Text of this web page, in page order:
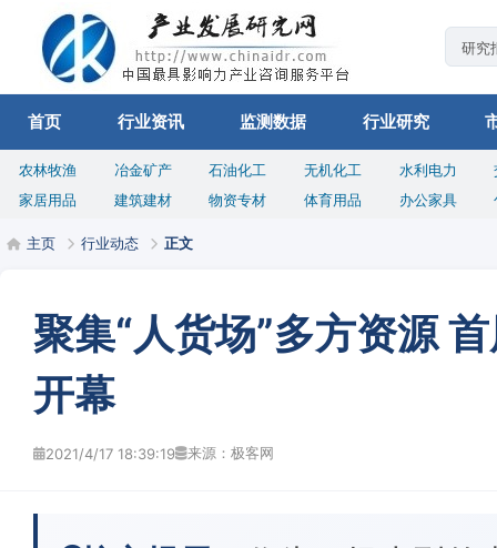
首页 行业资讯 监测数据 行业研究
农林牧渔 冶金矿产 石油化工 无机化工 水利电力
家居用品
建筑建材 物资专材 体育用品 办公家具
主页 行业动态 正文
聚集“人货场”多方资源
开幕
2021/4/17 18:39:19 来源：极客网